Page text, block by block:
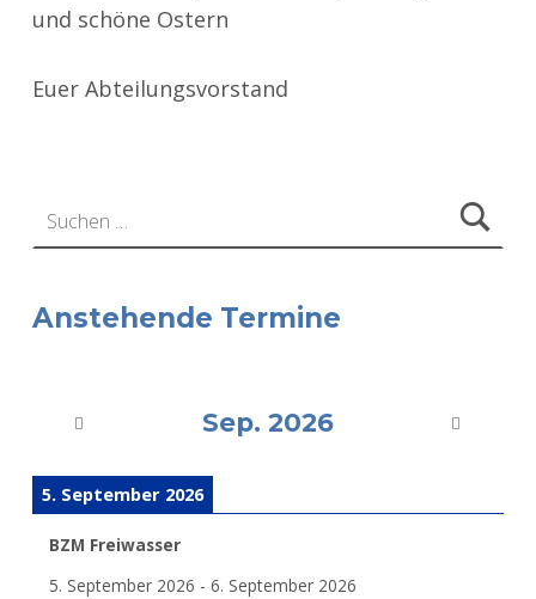
und schöne Ostern
Euer Abteilungsvorstand
Anstehende Termine
Sep. 2026
5. September 2026
BZM Freiwasser
5. September 2026 - 6. September 2026